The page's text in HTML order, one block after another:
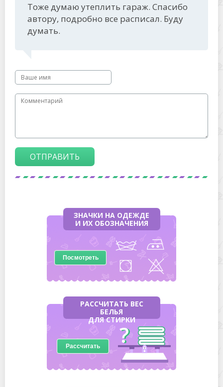
Тоже думаю утеплить гараж. Спасибо
автору, подробно все расписал. Буду
думать.
ОТПРАВИТЬ
ЗНАЧКИ НА ОДЕЖДЕ
И ИХ ОБОЗНАЧЕНИЯ
Посмотреть
РАССЧИТАТЬ ВЕС
БЕЛЬЯ
ДЛЯ СТИРКИ
Рассчитать